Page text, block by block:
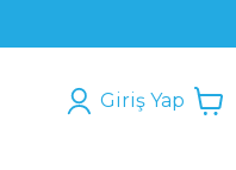
Giriş Yap